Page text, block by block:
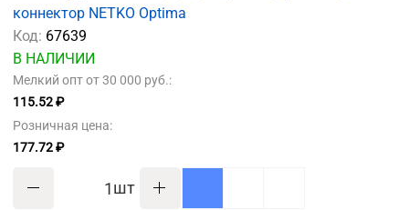
коннектор NETKO Optima
Код: 67639
В НАЛИЧИИ
Мелкий опт от 30 000 руб.:
115.52 ₽
Розничная цена:
177.72 ₽
шт